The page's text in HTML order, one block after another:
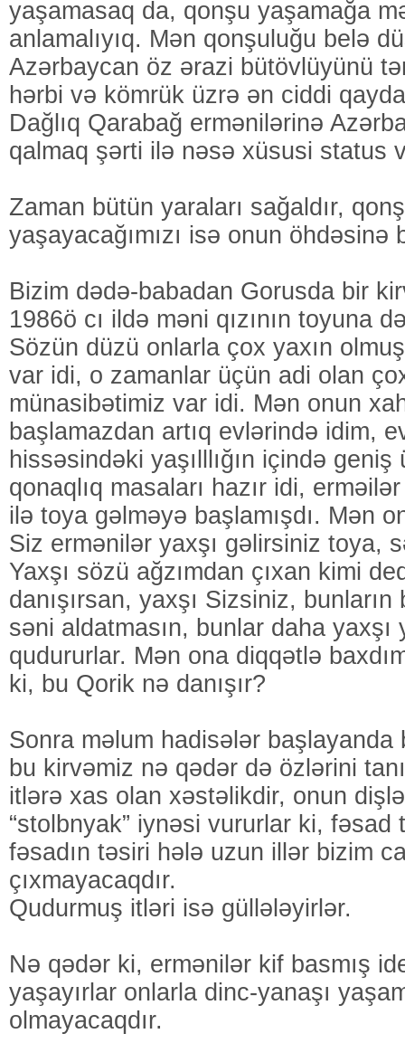
yaşamasaq da, qonşu yaşamağa
anlamalıyıq. Mən qonşuluğu belə
Azərbaycan öz ərazi bütövlüyünü
hərbi və kömrük üzrə ən ciddi
Dağlıq Qarabağ ermənilərinə
qalmaq şərti ilə nəsə xüsusi status
Zaman bütün yaraları sağaldır,
yaşayacağımızı isə onun öhdəsinə
Bizim dədə-babadan Gorusda bir
1986ö cı ildə məni qızının toyuna
Sözün düzü onlarla çox yaxın
var idi, o zamanlar üçün adi olan
münasibətimiz var idi. Mən onun
başlamazdan artıq evlərində idim,
hissəsindəki yaşılllığın içində geniş
qonaqlıq masaları hazır idi,
ilə toya gəlməyə başlamışdı. Mən
Siz ermənilər yaxşı gəlirsiniz toya,
Yaxşı sözü ağzımdan çıxan kimi
danışırsan, yaxşı Sizsiniz,
səni aldatmasın, bunlar daha
qudururlar. Mən ona diqqətlə
ki, bu Qorik nə danışır?
Sonra məlum hadisələr başlayanda
bu kirvəmiz nə qədər də özlərini
itlərə xas olan xəstəlikdir, onun
“stolbnyak” iynəsi vururlar ki, fəsad
fəsadın təsiri hələ uzun illər bizim
çıxmayacaqdır.
Qudurmuş itləri isə güllələyirlər.
Nə qədər ki, ermənilər kif basmış
yaşayırlar onlarla dinc-yanaşı
olmayacaqdır.